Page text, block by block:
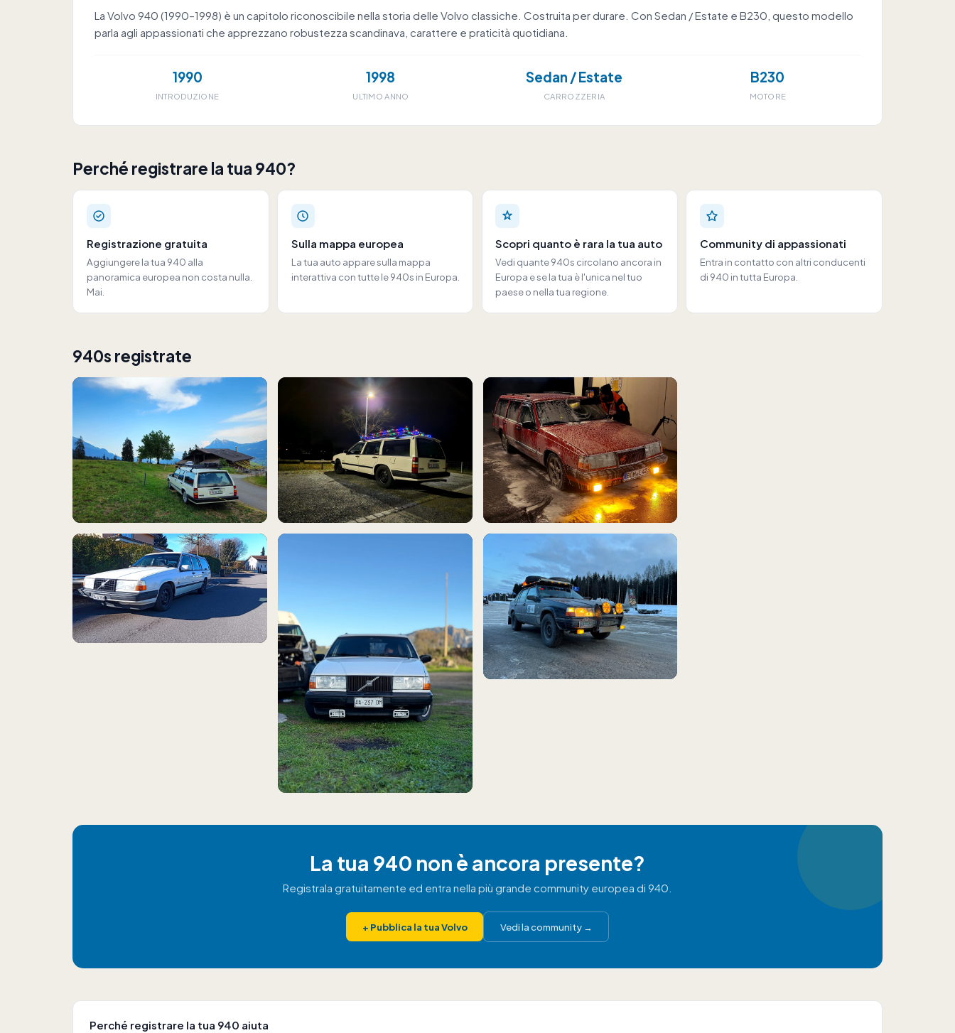
La Volvo 940 (1990–1998) è un capitolo riconoscibile nella storia delle Volvo classiche. Costruita per durare. Con Sedan / Estate e B230, questo modello
parla agli appassionati che apprezzano robustezza scandinava, carattere e praticità quotidiana.
1990
INTRODUZIONE
1998
ULTIMO ANNO
Sedan / Estate
CARROZZERIA
B230
MOTORE
Perché registrare la tua 940?
Registrazione gratuita
Aggiungere la tua 940 alla
panoramica europea non costa nulla.
Mai.
Sulla mappa europea
La tua auto appare sulla mappa
interattiva con tutte le 940s in Europa.
Scopri quanto è rara la tua auto
Vedi quante 940s circolano ancora in
Europa e se la tua è l'unica nel tuo
paese o nella tua regione.
Community di appassionati
Entra in contatto con altri conducenti
di 940 in tutta Europa.
940s registrate
La tua 940 non è ancora presente?
Registrala gratuitamente ed entra nella più grande community europea di 940.
+ Pubblica la tua Volvo Vedi la community→
Perché registrare la tua 940 aiuta